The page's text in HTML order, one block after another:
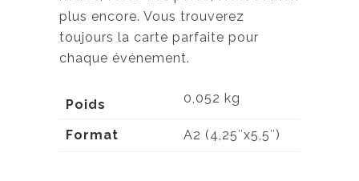
plus encore. Vous trouverez
toujours la carte parfaite pour
chaque événement.
Poids 0,052 kg
Format A2 (4,25″x5,5″)